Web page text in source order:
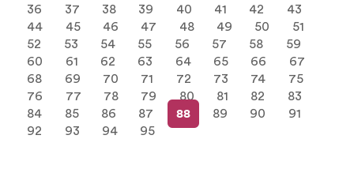
36
37 38 39 40 41 42
43
44
45 46 47 48 49 50
51
52
53 54 55 56 57 58
59
60
61 62 63 64 65 66
67
68
69 70 71 72 73 74
75
76
77 78 79 80 81 82
83
84
85 86 87 88 89 90
91
92
93 94 95